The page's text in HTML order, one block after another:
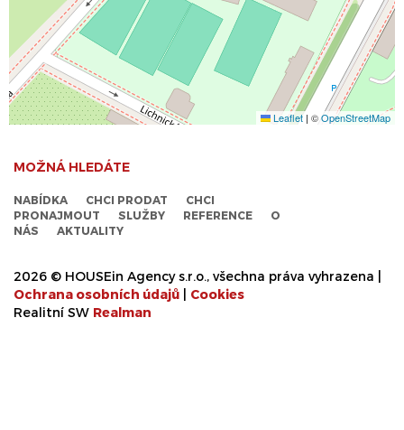
Leaflet | ©OpenStreetMap
MOŽNÁ HLEDÁTE
NABÍDKA CHCI PRODAT
CHCI
PRONAJMOUT
SLUŽBY REFERENCE
O
NÁS
AKTUALITY
2026 © HOUSEin Agency s.r.o., všechna práva vyhrazena |
Ochrana osobních údajů
Cookies
Realitní SW Realman